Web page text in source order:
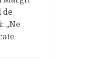
de
„Ne